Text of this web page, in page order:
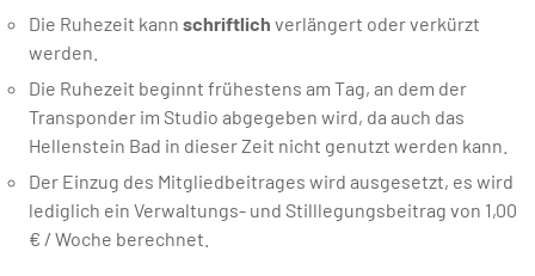
Die Ruhezeit kann schriftlich verlängert oder verkürzt
werden.
Die Ruhezeit beginnt frühestens am Tag, an dem der
Transponder im Studio abgegeben wird, da auch das
Hellenstein Bad in dieser Zeit nicht genutzt werden kann.
Der Einzug des Mitgliedbeitrages wird ausgesetzt, es wird
lediglich ein Verwaltungs- und Stilllegungsbeitrag von 1,00
€ / Woche berechnet.